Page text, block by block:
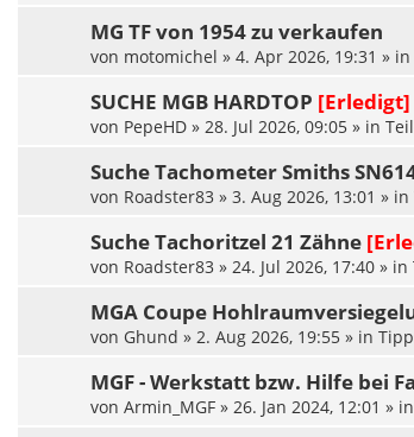
MG TF von 1954 zu verkaufen
von motomichel » 4. Apr 2026, 19:31 » in
SUCHE MGB HARDTOP [Erledigt]
von PepeHD » 28. Jul 2026, 09:05 » in
Suche Tachometer Smiths
von Roadster83 » 3. Aug 2026, 13:01 » in
Suche Tachoritzel 21 Zähne
von Roadster83 » 24. Jul 2026, 17:40 » in
MGA Coupe
von Ghund » 2. Aug 2026, 19:55 » in
MGF - Werkstatt bzw. Hilfe bei
von Armin_MGF » 26. Jan 2024, 12:01 » in